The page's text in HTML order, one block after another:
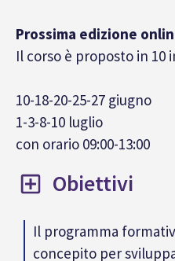
Prossima edizione
Il corso è proposto in
10-18-20-25-27 giugno
1-3-8-10 luglio
con orario 09:00-13:00
Obiettivi
Il programma
concepito per